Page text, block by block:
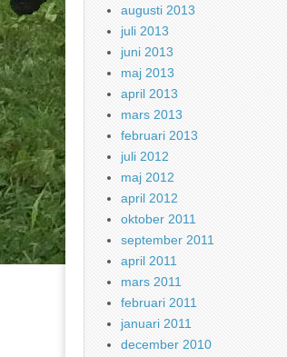
augusti 2013
juli 2013
juni 2013
maj 2013
april 2013
mars 2013
februari 2013
juli 2012
maj 2012
april 2012
oktober 2011
september 2011
april 2011
mars 2011
februari 2011
januari 2011
december 2010